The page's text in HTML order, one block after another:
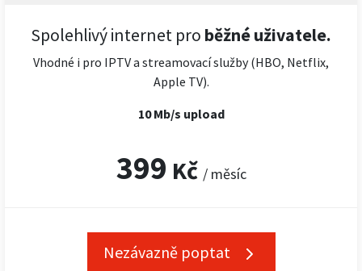
Spolehlivý internet pro běžné uživatele.
Vhodné i pro IPTV a streamovací služby (HBO, Netflix,
Apple TV).
10 Mb/s upload
399 Kč / měsíc
Nezávazně poptat